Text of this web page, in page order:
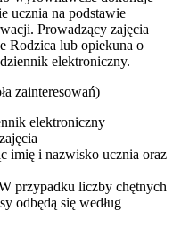
ucznia na podstawie
Prowadzący zajęcia
Rodzica lub opiekuna o
elektroniczny.
zainteresowań)
elektroniczny
imię i nazwisko ucznia oraz
przypadku liczby chętnych
odbędą się według